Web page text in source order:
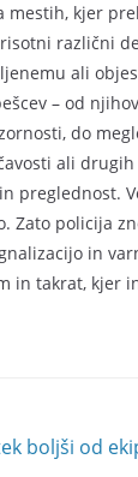
mestih, kjer
različni
ali
– od
do
ali drugih
preglednost.
Zato policija
in
in takrat, kjer
boljši od